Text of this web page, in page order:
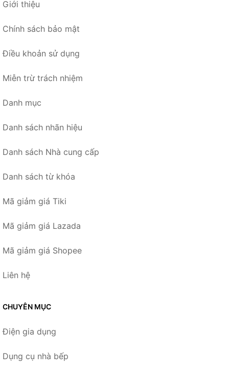
Giới thiệu
Chính sách bảo mật
Điều khoản sử dụng
Miễn trừ trách nhiệm
Danh mục
Danh sách nhãn hiệu
Danh sách Nhà cung cấp
Danh sách từ khóa
Mã giảm giá Tiki
Mã giảm giá Lazada
Mã giảm giá Shopee
Liên hệ
CHUYÊN MỤC
Điện gia dụng
Dụng cụ nhà bếp